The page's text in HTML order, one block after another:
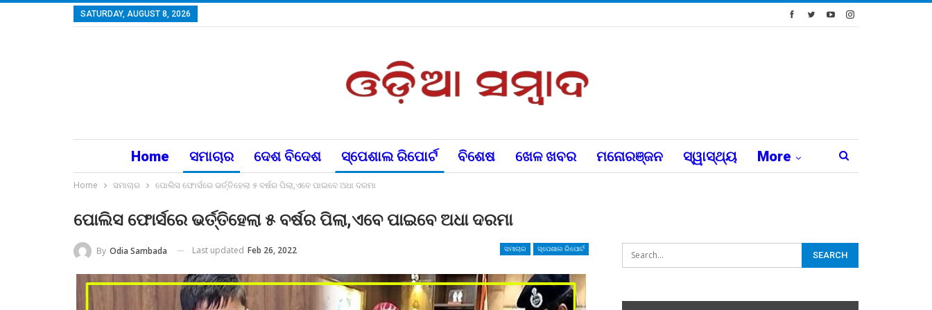
SATURDAY, AUGUST 8, 2026
Home ସମାଚାର ଦେଶ ବିଦେଶ ସ୍ପେଶାଲ ରିପୋର୍ଟ ବିଶେଷ ଖେଳ ଖବର ମନୋରଞ୍ଜନ ସ୍ୱାସ୍ଥ୍ୟ More
Home ସମାଚାର ପୋଲିସ ଫୋର୍ସରେ ଭର୍ତ୍ତିହେଲା ୫ ବର୍ଷର ପିଲା,ଏବେ ପାଇବେ ଅଧା ଦରମା
ପୋଲିସ ଫୋର୍ସରେ ଭର୍ତ୍ତିହେଲା ୫ ବର୍ଷର ପିଲା,ଏବେ ପାଇବେ ଅଧା ଦରମା
ସମାଚାର ସ୍ପେଶାଲ ରିପୋର୍ଟ
By Odia Sambada Last updated Feb 26, 2022